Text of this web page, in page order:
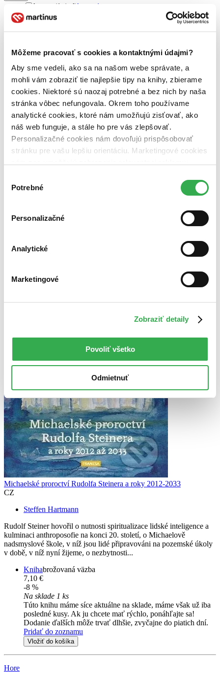
Môžeme pracovať s cookies a kontaktnými údajmi?
Aby sme vedeli, ako sa na našom webe správate, a
mohli vám zobraziť tie najlepšie tipy na knihy, zbierame
cookies. Niektoré sú naozaj potrebné a bez nich by naša
stránka vôbec nefungovala. Okrem toho používame
analytické cookies, ktoré nám umožňujú zisťovať, ako
náš web funguje, a stále ho pre vás zlepšovať.
Personalizačné cookies nám dovoľujú prispôsobovať
stránku pre vašu lepšiu orientáciu. Marketingové cookies
nám pomohlo, keby sme mohli používať všetky tieto
súhlasu
Potrebné
Personalizačné
Analytické
Marketingové
Zobraziť detaily
Povoliť všetko
Odmietnuť
karma (1 titul)karma
1
spiritualita (1 titul)
Vydavateľstvo
brožovaná väzba (1 titul)brožovaná väzba1
Zúžiť výber
Zoradiť
Bestsellery
Top hodnotené
Najdrahšie
Najlacnejšie
Na tému spiritualita
Michaelské proroctví Rudolfa Steinera a roky 2012-2033
CZ
Steffen Hartmann
Rudolf Steiner hovořil o nutnosti spiritualizace lidské inteligence a
kulminaci anthroposofie na konci 20. století, o Michaelově
nadsmyslové škole, v níž jsou lidé připravováni na pozemské úkoly
v době, v níž nyní žijeme, o nezbytnosti...
Knihabrožovaná väzba
7,10 €
-8 %
Na sklade 1 ks
Túto knihu máme síce aktuálne na sklade, máme však už iba
posledné kusy. Ak ju chcete mať rýchlo, ponáhľajte sa!
Dodanie ďalších môže trvať dlhšie, zvyčajne do piatich dní.
Pridať do zoznamu
Vložiť do košíka
Hore